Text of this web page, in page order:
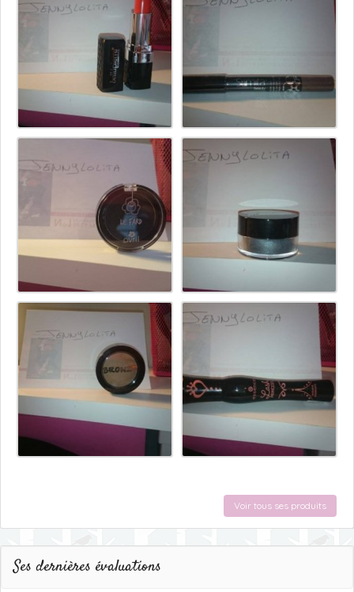
Voir tous ses produits
Ses dernières évaluations